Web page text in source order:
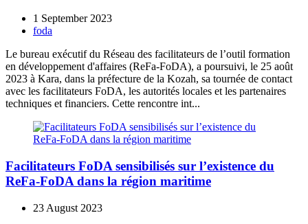
1 September 2023
foda
Le bureau exécutif du Réseau des facilitateurs de l’outil formation
en développement d'affaires (ReFa-FoDA), a poursuivi, le 25 août
2023 à Kara, dans la préfecture de la Kozah, sa tournée de contact
avec les facilitateurs FoDA, les autorités locales et les partenaires
techniques et financiers. Cette rencontre int...
Facilitateurs FoDA sensibilisés sur l’existence du
ReFa-FoDA dans la région maritime
23 August 2023